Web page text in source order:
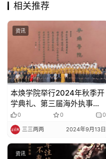
相关推荐
资讯
本焕学院举行2024年秋季开
学典礼、第三届海外执事班
开班典礼暨教师节庆祝大会
0 0 0
三三两两 2024年9月13日
资讯